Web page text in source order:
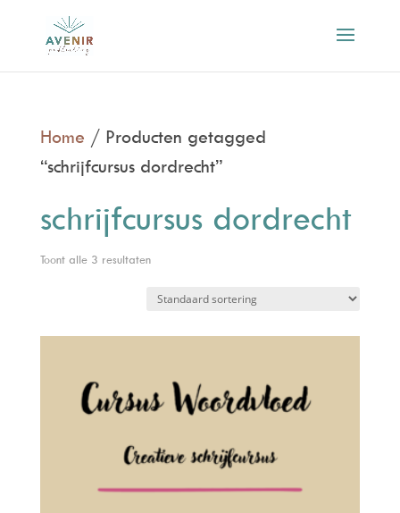
Home / Producten getagged
“schrijfcursus dordrecht”
schrijfcursus dordrecht
Toont alle 3 resultaten